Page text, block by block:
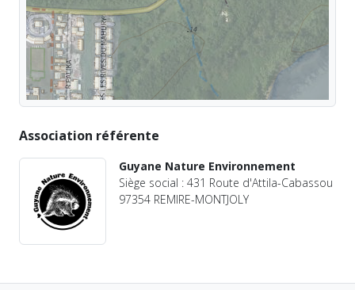
Association référente
Guyane Nature Environnement
Siège social : 431 Route d'Attila-Cabassou
97354 REMIRE-MONTJOLY